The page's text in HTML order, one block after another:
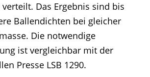
Das Ergebnis sind bis
Ballendichten bei gleicher
Die notwendige
ist vergleichbar mit der
Presse LSB 1290.